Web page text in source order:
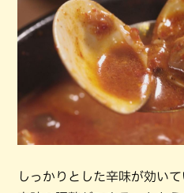
しっかりとした辛味が効い